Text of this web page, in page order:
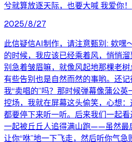
兮就算放逐天际，也要大喊 我爱你！
2025/8/27
此信疑信AI制作，请注意甄别: 欸嘿
的时候，我应该已经乘着风，悄悄溜
别急着皱眉嘛，就像风起地那棵老树
有些告别也是自然而然的事哟。还
我“卖唱的”吗？那时候弹幕像蒲公
控场，我就在屏幕这头偷笑，心想
都要停下来听一听。后来我们一起
一起被丘丘人追得满山跑——虽然最
让你“咻”地一下飞走，然后听你气急